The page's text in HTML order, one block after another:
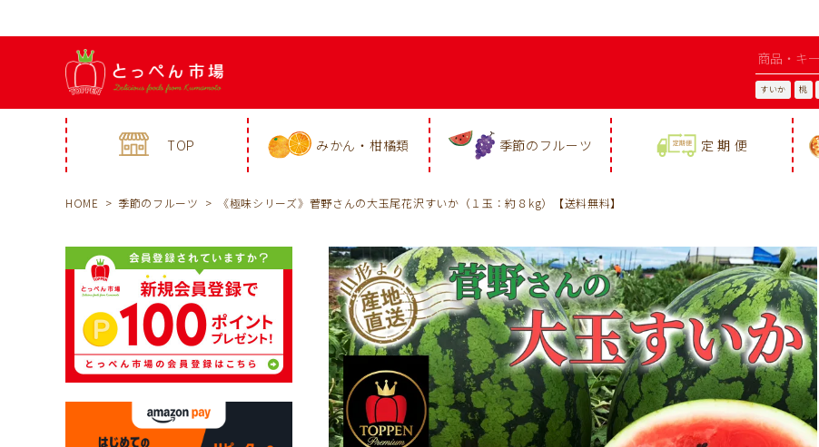
すいか 桃
TOP みかん・柑橘類 季節のフルーツ 定 期 便
HOME 季節のフルーツ 《極味シリーズ》菅野さんの大玉尾花沢すいか（１玉：約８kg）【送料無料】